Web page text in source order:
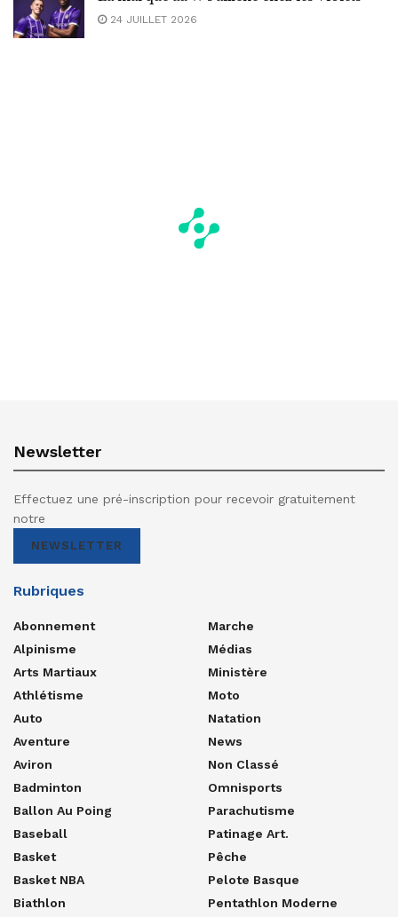
24 JUILLET 2026
Newsletter
Effectuez une pré-inscription pour recevoir gratuitement
notre
NEWSLETTER
Rubriques
Abonnement
Alpinisme
Arts Martiaux
Athlétisme
Auto
Aventure
Aviron
Badminton
Ballon Au Poing
Baseball
Basket
Basket NBA
Biathlon
Marche
Médias
Ministère
Moto
Natation
News
Non Classé
Omnisports
Parachutisme
Patinage Art.
Pêche
Pelote Basque
Pentathlon Moderne